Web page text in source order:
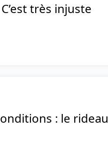
très injuste
: le rideau